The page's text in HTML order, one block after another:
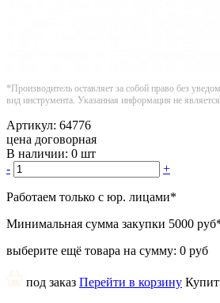
*Производитель оставляет за собой право без
вид инструмента. Указанная информация не
Артикул: 64776
цена договорная
В наличии: 0 шт
-
+
Работаем только с юр. лицами*
Минимальная сумма закупки 5000 руб
выберите ещё товара на сумму: 0 руб
под заказ Перейти в корзину